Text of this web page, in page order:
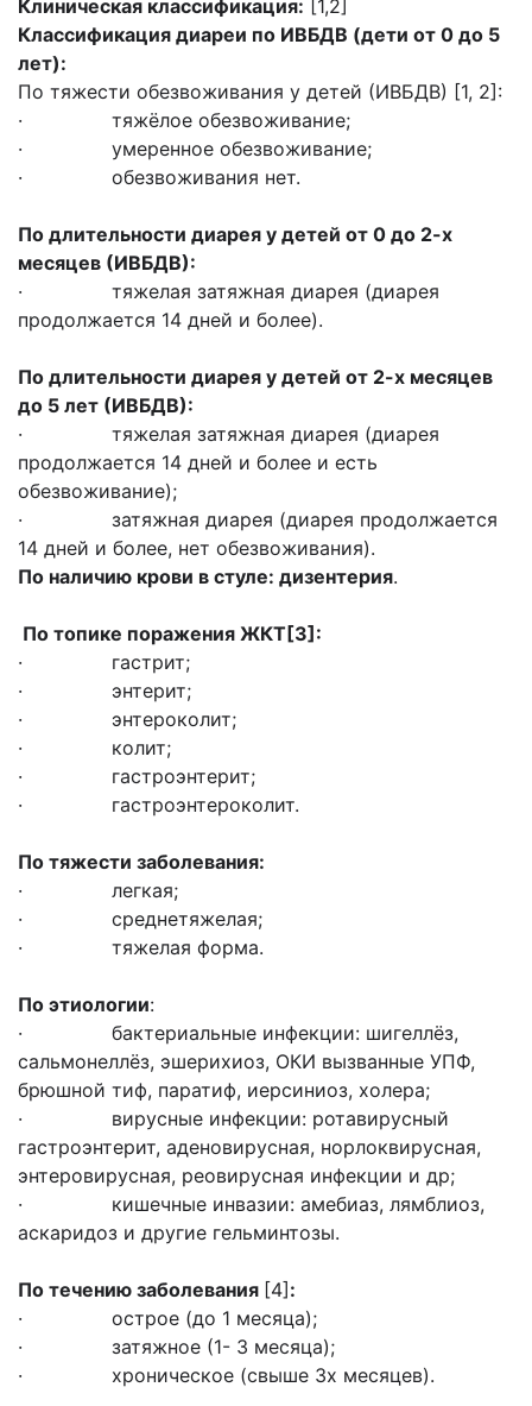
Клиническая классификация: [1,2]
Классификация диареи по ИВБДВ (дети от 0 до 5
лет):
По тяжести обезвоживания у детей (ИВБДВ) [1, 2]:
· тяжёлое обезвоживание;
· умеренное обезвоживание;
· обезвоживания нет.
По длительности диарея у детей от 0 до 2-х
месяцев (ИВБДВ):
· тяжелая затяжная диарея (диарея
продолжается 14 дней и более).
По длительности диарея у детей от 2-х месяцев
до 5 лет (ИВБДВ):
· тяжелая затяжная диарея (диарея
продолжается 14 дней и более и есть
обезвоживание);
· затяжная диарея (диарея продолжается
14 дней и более, нет обезвоживания).
По наличию крови в стуле: дизентерия.
По топике поражения ЖКТ[3]:
· гастрит;
· энтерит;
· энтероколит;
· колит;
· гастроэнтерит;
· гастроэнтероколит.
По тяжести заболевания:
· легкая;
· среднетяжелая;
· тяжелая форма.
По этиологии:
· бактериальные инфекции: шигеллёз,
сальмонеллёз, эшерихиоз, ОКИ вызванные УПФ,
брюшной тиф, паратиф, иерсиниоз, холера;
· вирусные инфекции: ротавирусный
гастроэнтерит, аденовирусная, норлоквирусная,
энтеровирусная, реовирусная инфекции и др;
· кишечные инвазии: амебиаз, лямблиоз,
аскаридоз и другие гельминтозы.
По течению заболевания [4] :
· острое (до 1 месяца);
· затяжное (1- 3 месяца);
· хроническое (свыше 3х месяцев).